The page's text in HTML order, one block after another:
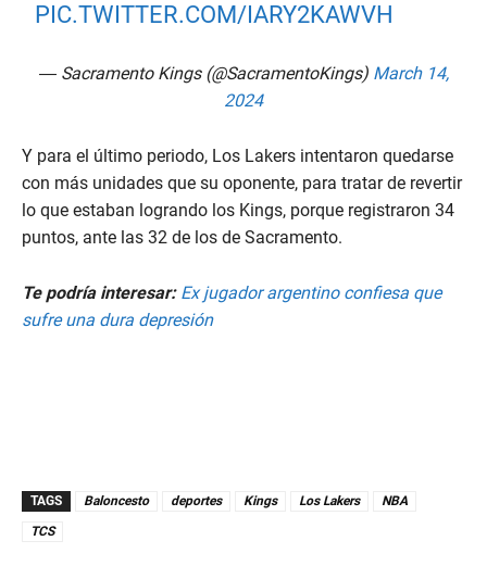
PIC.TWITTER.COM/IARY2KAWVH
— Sacramento Kings (@SacramentoKings) March 14,
2024
Y para el último periodo, Los Lakers intentaron quedarse
con más unidades que su oponente, para tratar de revertir
lo que estaban logrando los Kings, porque registraron 34
puntos, ante las 32 de los de Sacramento.
Te podría interesar: Ex jugador argentino confiesa que
sufre una dura depresión
TAGS Baloncesto deportes Kings Los Lakers
NBA
TCS